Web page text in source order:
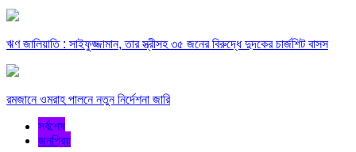
ঋণ জালিয়াতি : সাইফুজ্জামান, তার স্ত্রীসহ ৩৫ জনের বিরুদ্ধে দুদকের চার্জশিট বাসস
রমজানে ওমরাহ পালনে নতুন নির্দেশনা জারি
সর্বশেষ
জনপ্রিয়